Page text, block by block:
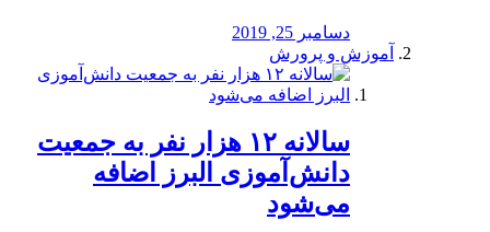
دسامبر 25, 2019
آموزش و پرورش
️سالانه ۱۲ هزار نفر به جمعیت
دانش‌آموزی البرز اضافه
می‌شود